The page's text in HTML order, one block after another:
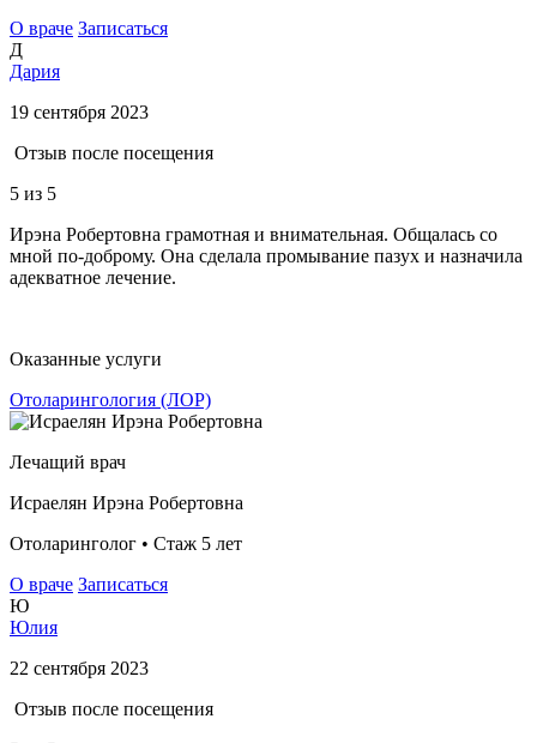
О враче Записаться
Д
Дария
19 сентября 2023
Отзыв после посещения
5 из 5
Ирэна Робертовна грамотная и внимательная. Общалась со
мной по-доброму. Она сделала промывание пазух и назначила
адекватное лечение.
Оказанные услуги
Отоларингология (ЛОР)
Лечащий врач
Исраелян Ирэна Робертовна
Отоларинголог • Стаж 5 лет
О враче Записаться
Ю
Юлия
22 сентября 2023
Отзыв после посещения